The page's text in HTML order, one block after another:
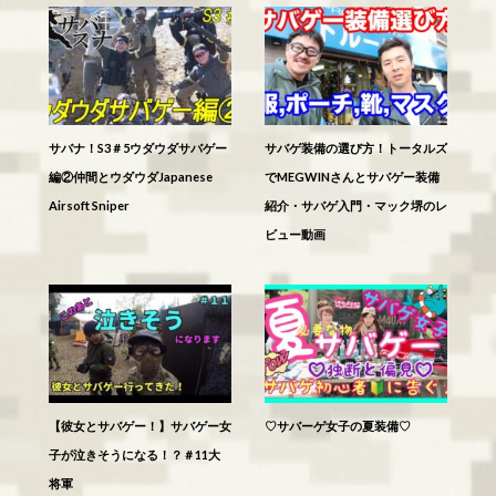
サバナ！S3＃5ウダウダサバゲー
編②仲間とウダウダJapanese
Airsoft Sniper
サバゲ装備の選び方！トータルズ
でMEGWINさんとサバゲー装備
紹介・サバゲ入門・マック堺のレ
ビュー動画
【彼女とサバゲー！】サバゲー女
子が泣きそうになる！？＃11大
将軍
♡サバーゲ女子の夏装備♡